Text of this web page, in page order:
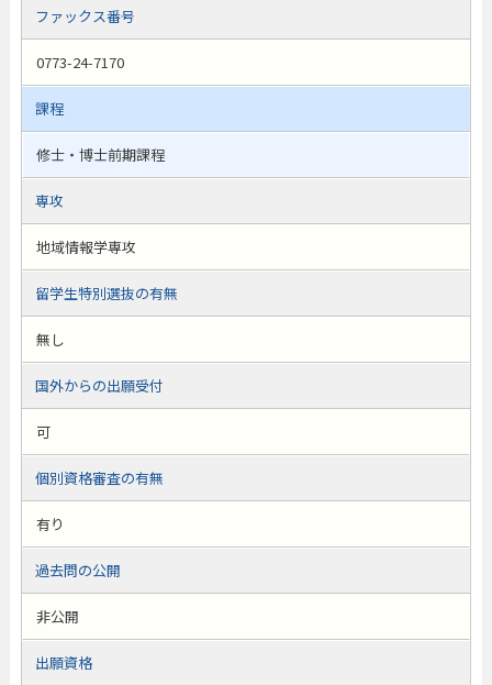
ファックス番号
0773-24-7170
課程
修士・博士前期課程
専攻
地域情報学専攻
留学生特別選抜の有無
無し
国外からの出願受付
可
個別資格審査の有無
有り
過去問の公開
非公開
出願資格